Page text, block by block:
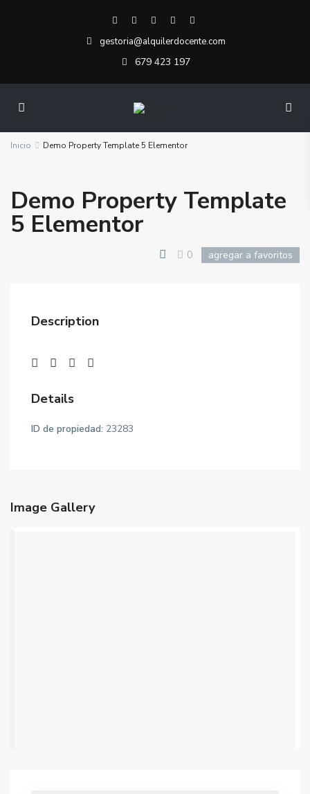
gestoria@alquilerdocente.com
679 423 197
Inicio Demo Property Template 5 Elementor
Demo Property Template
5 Elementor
0 agregar a favoritos
Description
Details
ID de propiedad: 23283
Image Gallery